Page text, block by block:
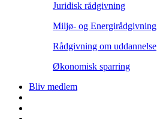
Juridisk rådgivning
Miljø- og Energirådgivning
Rådgivning om uddannelse
Økonomisk sparring
Bliv medlem